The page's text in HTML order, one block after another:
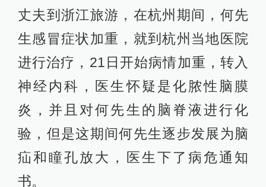
丈夫到浙江旅游，在杭州期间，何先
生感冒症状加重，就到杭州当地医院
进行治疗，21日开始病情加重，转入
神经内科，医生怀疑是化脓性脑膜
炎，并且对何先生的脑脊液进行化
验，但是这期间何先生逐步发展为脑
疝和瞳孔放大，医生下了病危通知
书。